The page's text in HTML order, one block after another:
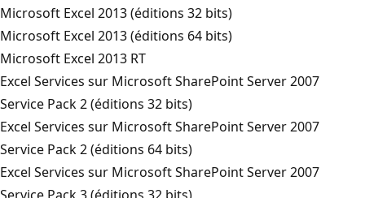
Microsoft Excel 2013 (éditions 32 bits)
Microsoft Excel 2013 (éditions 64 bits)
Microsoft Excel 2013 RT
Excel Services sur Microsoft SharePoint Server 2007
Service Pack 2 (éditions 32 bits)
Excel Services sur Microsoft SharePoint Server 2007
Service Pack 2 (éditions 64 bits)
Excel Services sur Microsoft SharePoint Server 2007
Service Pack 3 (éditions 32 bits)